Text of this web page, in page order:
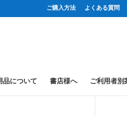
ご購入方法 よくある質問
品について 書店様へ ご利用者別